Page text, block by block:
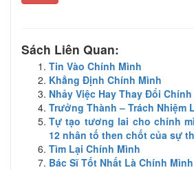
Sách Liên Quan:
Tin Vào Chính Mình
Khẳng Định Chính Mình
Nhảy Việc Hay Thay Đổi
Trưởng Thành – Trách Nhiệm
Tự tạo tương lai cho chính
12 nhân tố then chốt của sự
Tìm Lại Chính Mình
Bác Sĩ Tốt Nhất Là Chính Mình